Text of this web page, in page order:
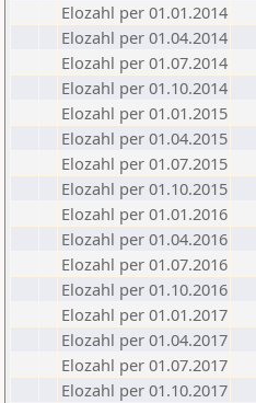
Elozahl per 01.01.2014
Elozahl per 01.04.2014
Elozahl per 01.07.2014
Elozahl per 01.10.2014
Elozahl per 01.01.2015
Elozahl per 01.04.2015
Elozahl per 01.07.2015
Elozahl per 01.10.2015
Elozahl per 01.01.2016
Elozahl per 01.04.2016
Elozahl per 01.07.2016
Elozahl per 01.10.2016
Elozahl per 01.01.2017
Elozahl per 01.04.2017
Elozahl per 01.07.2017
Elozahl per 01.10.2017